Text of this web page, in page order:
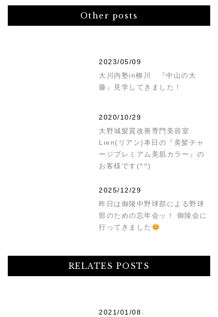
Other posts
2023/05/09
大川内塾in柳川 『中山の大
藤』見学してきました！
2020/10/29
大野城髪質改善専門美容室
Lien(リアン)本日の『美髪チャ
ージプレミアム美肌カラー』の
お客様です(^^)
2025/12/29
昨日は御陵中野球部による野球
部のための忘年会ッ！ 御陵会に
行ってきました
RELATES POSTS
2021/01/08